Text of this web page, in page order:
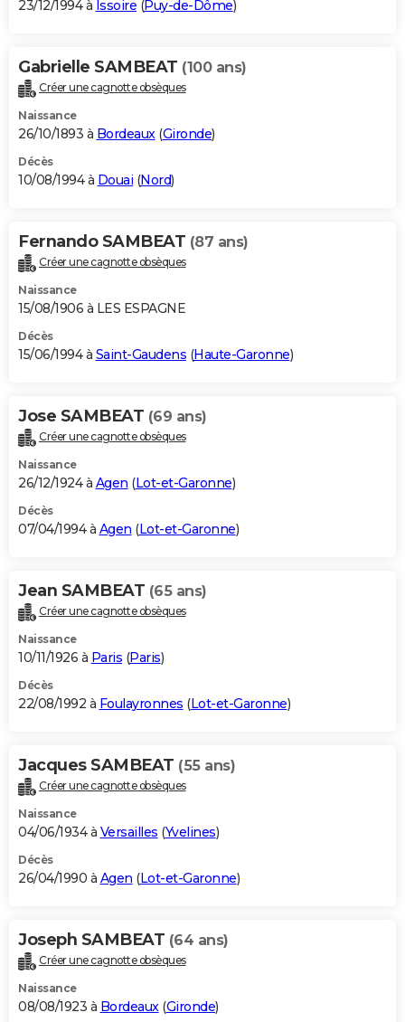
23/12/1994 à Issoire (Puy-de-Dôme)
Gabrielle SAMBEAT (100 ans)
Créer une cagnotte obsèques
Naissance
26/10/1893 à Bordeaux(Gironde)
Décès
10/08/1994 à Douai (Nord)
Fernando SAMBEAT (87 ans)
Créer une cagnotte obsèques
Naissance
15/08/1906 à LES ESPAGNE
Décès
15/06/1994 à Saint-Gaudens (Haute-Garonne)
Jose SAMBEAT (69 ans)
Créer une cagnotte obsèques
Naissance
26/12/1924 à Agen (Lot-et-Garonne)
Décès
07/04/1994 à Agen (Lot-et-Garonne)
Jean SAMBEAT (65 ans)
Créer une cagnotte obsèques
Naissance
10/11/1926 à Paris (Paris)
Décès
22/08/1992 à Foulayronnes (Lot-et-Garonne)
Jacques SAMBEAT (55 ans)
Créer une cagnotte obsèques
Naissance
04/06/1934 à Versailles (Yvelines)
Décès
26/04/1990 à Agen (Lot-et-Garonne)
Joseph SAMBEAT (64 ans)
Créer une cagnotte obsèques
Naissance
08/08/1923 à Bordeaux(Gironde)